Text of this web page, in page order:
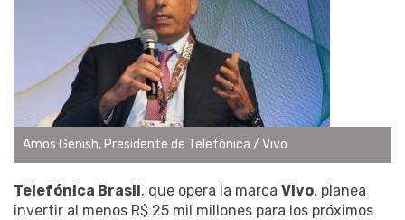
Amos Genish, Presidente de Telefónica / Vivo
Telefónica Brasil, que opera la marca Vivo, planea
invertir al menos R$ 25 mil millones para los próximos